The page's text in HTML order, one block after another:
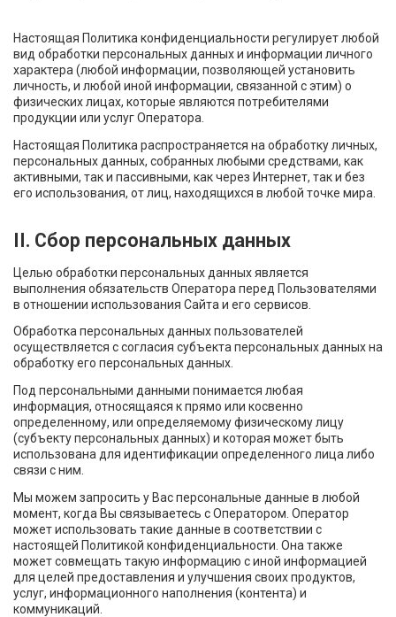
Настоящая Политика конфиденциальности регулирует любой
вид обработки персональных данных и информации личного
характера (любой информации, позволяющей установить
личность, и любой иной информации, связанной с этим) о
физических лицах, которые являются потребителями
продукции или услуг Оператора.
Настоящая Политика распространяется на обработку личных,
персональных данных, собранных любыми средствами, как
активными, так и пассивными, как через Интернет, так и без
его использования, от лиц, находящихся в любой точке мира.
II. Сбор персональных данных
Целью обработки персональных данных является
выполнения обязательств Оператора перед Пользователями
в отношении использования Сайта и его сервисов.
Обработка персональных данных пользователей
осуществляется с согласия субъекта персональных данных на
обработку его персональных данных.
Под персональными данными понимается любая
информация, относящаяся к прямо или косвенно
определенному, или определяемому физическому лицу
(субъекту персональных данных) и которая может быть
использована для идентификации определенного лица либо
связи с ним.
Мы можем запросить у Вас персональные данные в любой
момент, когда Вы связываетесь с Оператором. Оператор
может использовать такие данные в соответствии с
настоящей Политикой конфиденциальности. Она также
может совмещать такую информацию с иной информацией
для целей предоставления и улучшения своих продуктов,
услуг, информационного наполнения (контента) и
коммуникаций.